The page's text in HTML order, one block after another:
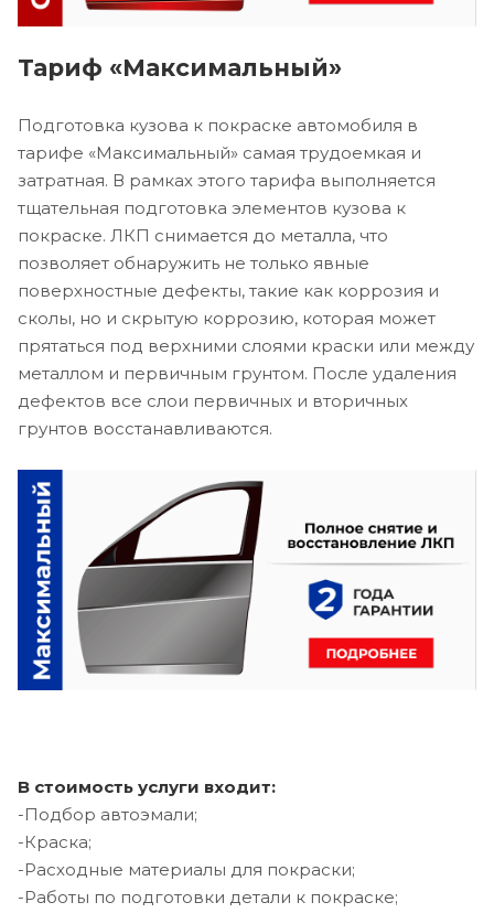
Тариф «Максимальный»
Подготовка кузова к покраске автомобиля в
тарифе «Максимальный» самая трудоемкая и
затратная. В рамках этого тарифа выполняется
тщательная подготовка элементов кузова к
покраске. ЛКП снимается до металла, что
позволяет обнаружить не только явные
поверхностные дефекты, такие как коррозия и
сколы, но и скрытую коррозию, которая может
прятаться под верхними слоями краски или между
металлом и первичным грунтом. После удаления
дефектов все слои первичных и вторичных
грунтов восстанавливаются.
В стоимость услуги входит:
-Подбор автоэмали;
-Краска;
-Расходные материалы для покраски;
-Работы по подготовки детали к покраске;